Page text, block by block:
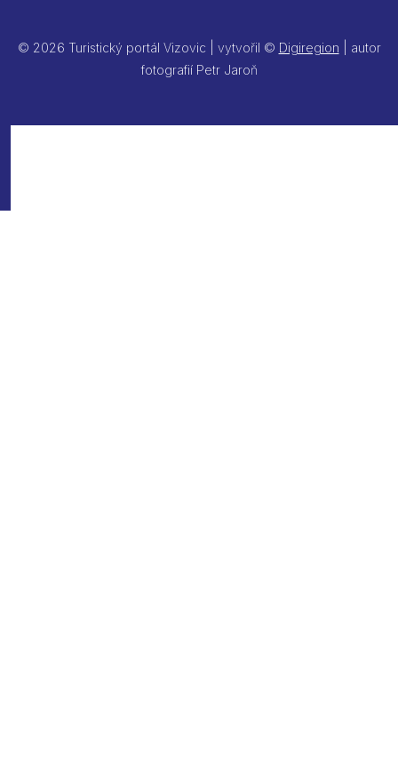
© 2026 Turistický portál Vizovic | vytvořil © Digiregion | autor
fotografií Petr Jaroň